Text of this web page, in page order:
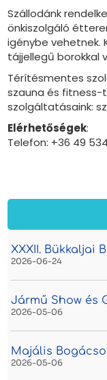
Szállodánk
önkiszolgáló
igénybe vehetnek.
tájjellegű borokkal
Térítésmentes
szauna és fitness-
szolgáltatásaink:
Elérhetőségek:
Telefon: +36 49
XXXII. Bükkaljai
2026-06-24
Jármű Show és
2026-05-06
Majális
2026-05-06